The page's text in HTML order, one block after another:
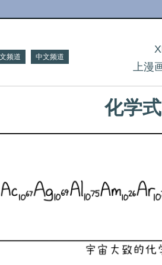
频道 中文频道
上漫
化学式